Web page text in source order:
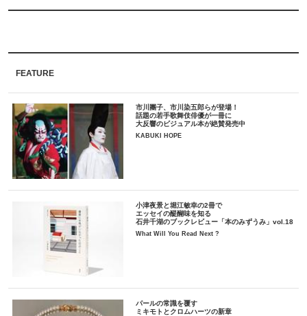
FEATURE
市川團子、市川染五郎らが登場！
話題の若手歌舞伎俳優が一冊に
大反響のビジュアル本が絶賛発売中
KABUKI HOPE
小津夜景と堀江敏幸の2冊で
エッセイの醍醐味を知る
石井千湖のブックレビュー「本のみずうみ」vol.18
What Will You Read Next ?
パールの常識を覆す
ミキモトとクロムハーツの新章